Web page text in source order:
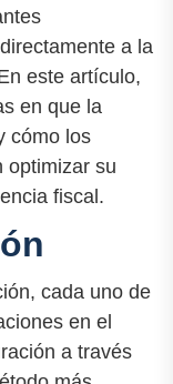
a la
este artículo,
en que la
cómo los
optimizar su
fiscal.
cada uno de
en el
a través